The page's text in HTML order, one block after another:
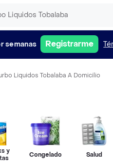
semanas Registrarme
Liquidos Tobalaba A Domicilio
y
Congelados Salud